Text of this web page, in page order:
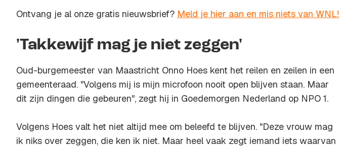
Ontvang je al onze gratis nieuwsbrief? Meld je hier aan en mis niets van WNL!
'Takkewijf mag je niet zeggen'
Oud-burgemeester van Maastricht Onno Hoes kent het reilen en zeilen in een
gemeenteraad. "Volgens mij is mijn microfoon nooit open blijven staan. Maar
dit zijn dingen die gebeuren", zegt hij in Goedemorgen Nederland op NPO 1.
Volgens Hoes valt het niet altijd mee om beleefd te blijven. "Deze vrouw mag
ik niks over zeggen, die ken ik niet. Maar heel vaak zegt iemand iets waarvan